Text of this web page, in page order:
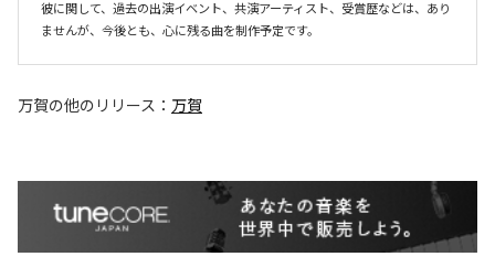
彼に関して、過去の出演イベント、共演アーティスト、受賞歴などは、あり
ませんが、今後とも、心に残る曲を制作予定です。
万賀の他のリリース： 万賀